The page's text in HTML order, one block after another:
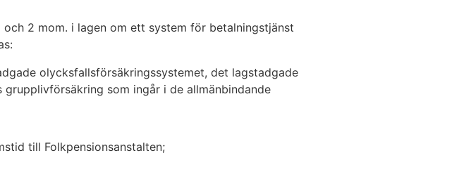
2 mom. i lagen om ett system för betalningstjänst
olycksfallsförsäkringssystemet, det lagstadgade
som ingår i de allmänbindande
till Folkpensionsanstalten;